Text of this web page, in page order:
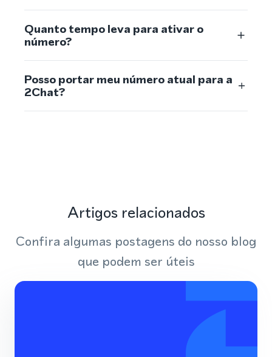
Quanto tempo leva para ativar o
número?
Posso portar meu número atual para a
2Chat?
Artigos relacionados
Confira algumas postagens do nosso blog
que podem ser úteis